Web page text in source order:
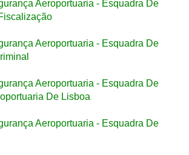
Aeroportuaria - Esquadra De
Aeroportuaria - Esquadra De
Aeroportuaria - Esquadra De
De Lisboa
Aeroportuaria - Esquadra De